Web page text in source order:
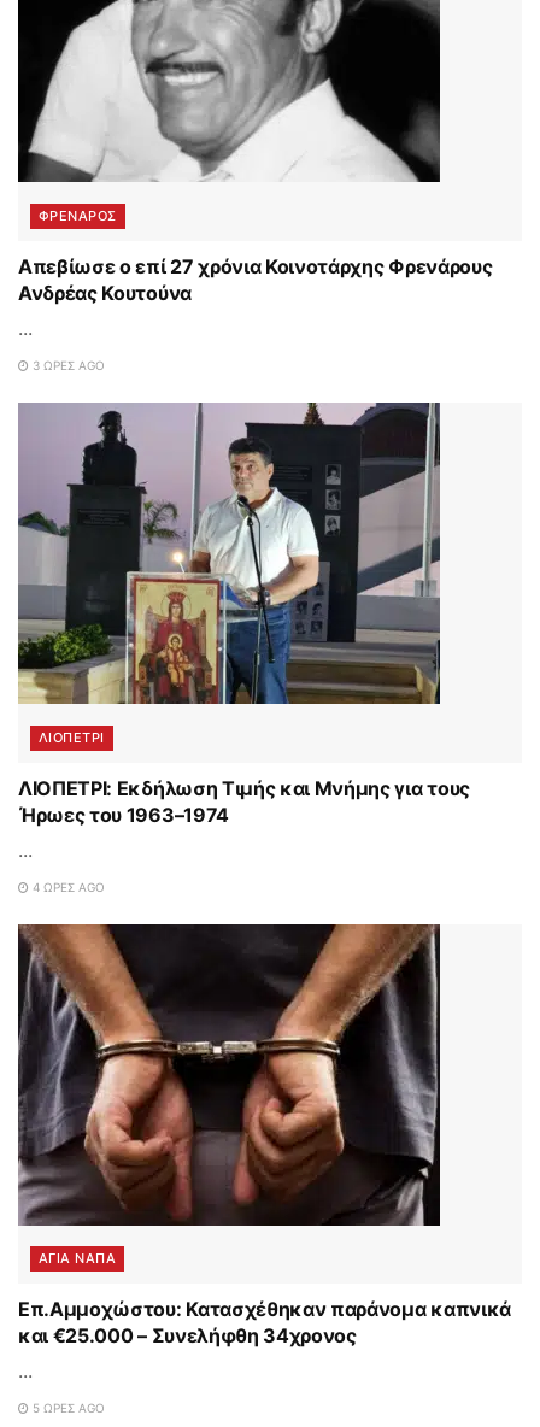
ΦΡΕΝΑΡΟΣ
Απεβίωσε ο επί 27 χρόνια Κοινοτάρχης Φρενάρους
Ανδρέας Κουτούνα
...
3 ΏΡΕΣ AGO
ΛΙΟΠΕΤΡΙ
ΛΙΟΠΕΤΡΙ: Εκδήλωση Τιμής και Μνήμης για τους
Ήρωες του 1963–1974
...
4 ΏΡΕΣ AGO
ΑΓΙΑ ΝΑΠΑ
Επ.Αμμοχώστου: Κατασχέθηκαν παράνομα καπνικά
και €25.000 – Συνελήφθη 34χρονος
...
5 ΏΡΕΣ AGO